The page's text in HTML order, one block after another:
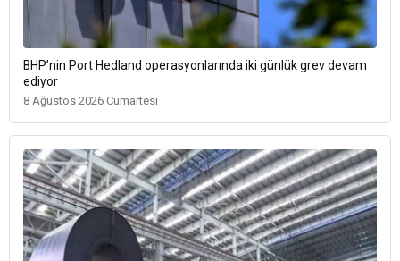
BHP’nin Port Hedland operasyonlarında iki günlük grev devam
ediyor
8 Ağustos 2026 Cumartesi